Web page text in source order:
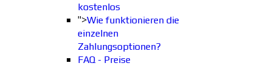
kostenlos
">Wie funktionieren die
einzelnen
Zahlungsoptionen?
FAQ - Preise